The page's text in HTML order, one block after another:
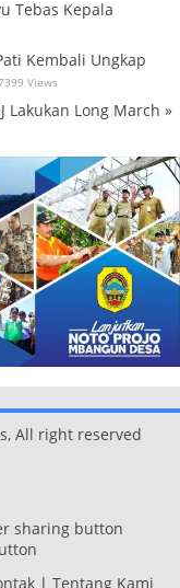
Tebas Kepala
Kembali Ungkap
Views
Lakukan Long March »
All right reserved
| Tentang Kami